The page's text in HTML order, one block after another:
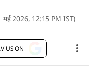
मई 2026, 12:15 PM IST)
US ON